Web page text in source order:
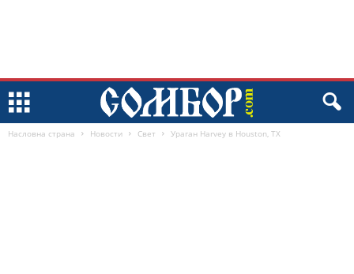
Насловна страна Новости Свет Ураган Harvey в Houston, TX